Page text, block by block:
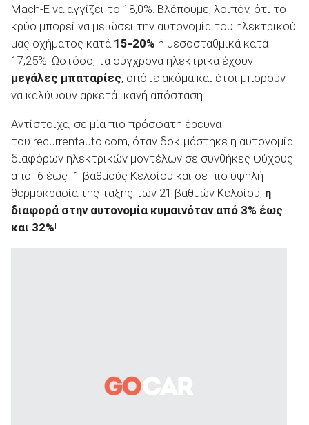
Mach-E να αγγίζει το 18,0%. Βλέπουμε, λοιπόν, ότι το
κρύο μπορεί να μειώσει την αυτονομία του ηλεκτρικού
μας οχήματος κατά 15-20% ή μεσοσταθμικά κατά
17,25%. Ωστόσο, τα σύγχρονα ηλεκτρικά έχουν
μεγάλες μπαταρίες, οπότε ακόμα και έτσι μπορούν
να καλύψουν αρκετά ικανή απόσταση.
Αντίστοιχα, σε μία πιο πρόσφατη έρευνα
του recurrentauto.com, όταν δοκιμάστηκε η αυτονομία
διαφόρων ηλεκτρικών μοντέλων σε συνθήκες ψύχους
από -6 έως -1 βαθμούς Κελσίου και σε πιο υψηλή
θερμοκρασία της τάξης των 21 βαθμών Κελσίου, η
διαφορά στην αυτονομία κυμαινόταν από 3% έως
και 32%!